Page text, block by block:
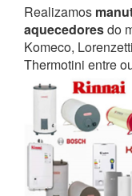
Realizamos
aquecedoresdo
Komeco,
Thermotini entre